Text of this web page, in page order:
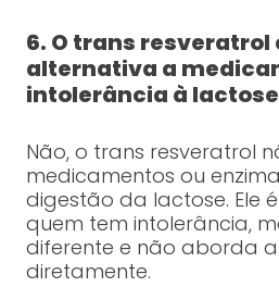
6. O trans resveratrol
alternativa a
intolerância à
Não, o trans resveratrol
medicamentos ou
digestão da lactose. Ele
quem tem intolerância,
diferente e não aborda
diretamente.